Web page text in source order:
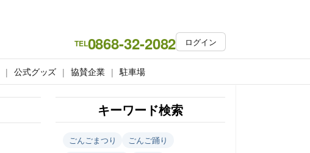
TEL0868-32-2082 ログイン
公式グッズ 協賛企業 駐車場
キーワード検索
ごんごまつり
ごんご踊り